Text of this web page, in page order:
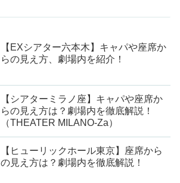
【EXシアター六本木】キャパや座席か
らの見え方、劇場内を紹介！
【シアターミラノ座】キャパや座席か
らの見え方は？劇場内を徹底解説！
（THEATER MILANO-Za）
【ヒューリックホール東京】座席から
の見え方は？劇場内を徹底解説！